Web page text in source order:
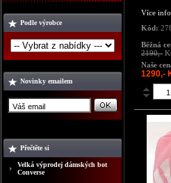
Podle výrobce
Novinky emailem
Přečtěte si
Velká výprodej dámských bot
Converse
Více
Kód:
Běžná
2190,-
Naše
1290,-